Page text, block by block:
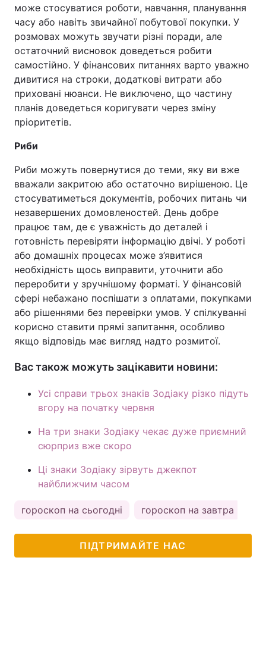
може стосуватися роботи, навчання, планування
часу або навіть звичайної побутової покупки. У
розмовах можуть звучати різні поради, але
остаточний висновок доведеться робити
самостійно. У фінансових питаннях варто уважно
дивитися на строки, додаткові витрати або
приховані нюанси. Не виключено, що частину
планів доведеться коригувати через зміну
пріоритетів.
Риби
Риби можуть повернутися до теми, яку ви вже
вважали закритою або остаточно вирішеною. Це
стосуватиметься документів, робочих питань чи
незавершених домовленостей. День добре
працює там, де є уважність до деталей і
готовність перевіряти інформацію двічі. У роботі
або домашніх процесах може з’явитися
необхідність щось виправити, уточнити або
переробити у зручнішому форматі. У фінансовій
сфері небажано поспішати з оплатами, покупками
або рішеннями без перевірки умов. У спілкуванні
корисно ставити прямі запитання, особливо
якщо відповідь має вигляд надто розмитої.
Вас також можуть зацікавити новини:
Усі справи трьох знаків Зодіаку різко підуть
вгору на початку червня
На три знаки Зодіаку чекає дуже приємний
сюрприз вже скоро
Ці знаки Зодіаку зірвуть джекпот
найближчим часом
гороскоп на сьогодні гороскоп на завтра
ПІДТРИМАЙТЕ НАС